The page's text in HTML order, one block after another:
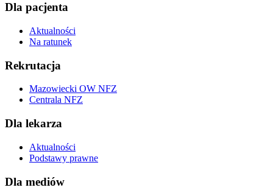
Dla pacjenta
Aktualności
Na ratunek
Rekrutacja
Mazowiecki OW NFZ
Centrala NFZ
Dla lekarza
Aktualności
Podstawy prawne
Dla mediów